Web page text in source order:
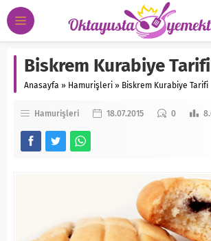
Biskrem Kurabiye Tarifi
Anasayfa » Hamurişleri » Biskrem Kurabiye Tarifi
Hamurişleri 18.07.2015 0